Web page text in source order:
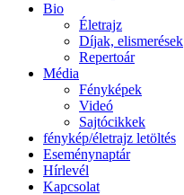
Bio
Életrajz
Díjak, elismerések
Repertoár
Média
Fényképek
Videó
Sajtócikkek
fénykép/életrajz letöltés
Eseménynaptár
Hírlevél
Kapcsolat